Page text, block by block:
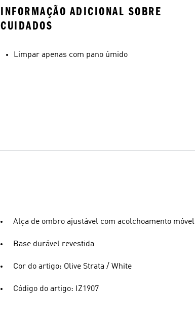
INFORMAÇÃO ADICIONAL SOBRE
CUIDADOS
Limpar apenas com pano úmido
Alça de ombro ajustável com acolchoamento móvel
Base durável revestida
Cor do artigo: Olive Strata / White
Código do artigo: IZ1907